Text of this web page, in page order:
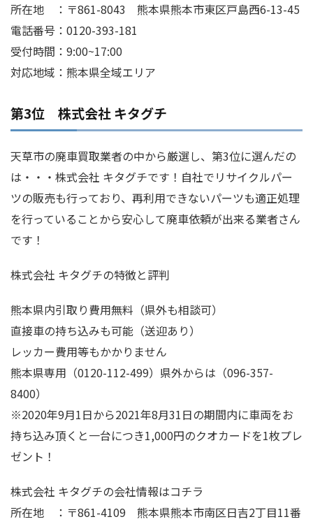
所在地 ：〒861-8043 熊本県熊本市東区戸島西6-13-45
電話番号：0120-393-181
受付時間：9:00~17:00
対応地域：熊本県全域エリア
第3位 株式会社 キタグチ
天草市の廃車買取業者の中から厳選し、第3位に選んだの
は・・・株式会社 キタグチです！自社でリサイクルパー
ツの販売も行っており、再利用できないパーツも適正処理
を行っていることから安心して廃車依頼が出来る業者さん
です！
株式会社 キタグチの特徴と評判
熊本県内引取り費用無料（県外も相談可）
直接車の持ち込みも可能（送迎あり）
レッカー費用等もかかりません
熊本県専用（0120-112-499）県外からは（096-357-
8400）
※2020年9月1日から2021年8月31日の期間内に車両をお
持ち込み頂くと一台につき1,000円のクオカードを1枚プレ
ゼント！
株式会社 キタグチの会社情報はコチラ
所在地 ：〒861-4109 熊本県熊本市南区日吉2丁目11番